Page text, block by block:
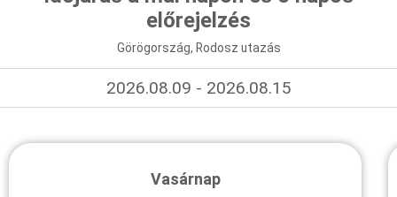
előrejelzés
Görögország, Rodosz utazás
2026.08.09 - 2026.08.15
Vasárnap